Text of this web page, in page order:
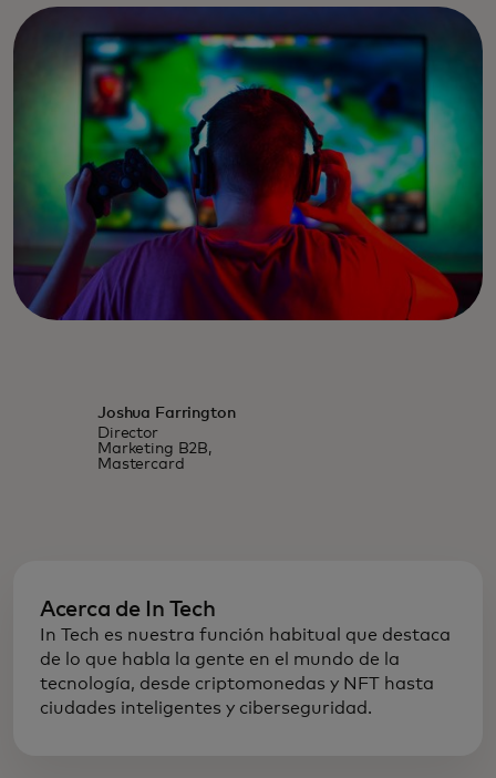
Joshua Farrington
Director
Marketing B2B,
Mastercard
Acerca de In Tech
In Tech es nuestra función habitual que destaca
de lo que habla la gente en el mundo de la
tecnología, desde criptomonedas y NFT hasta
ciudades inteligentes y ciberseguridad.